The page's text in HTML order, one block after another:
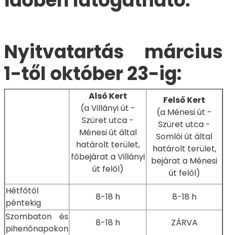
Nyitvatartás március
1-től október 23-ig:
Alsó Kert
(a Villányi út -
Szüret utca -
Ménesi út által
határolt terület,
főbejárat a Villányi
út felől)
Felső Kert
(a Ménesi út -
Szüret utca -
Somlói út által
határolt terület,
bejárat a Ménesi
út felől)
Hétfőtől
péntekig
8-18 h
8-18 h
Szombaton és
pihenőnapokon
8-18 h
ZÁRVA